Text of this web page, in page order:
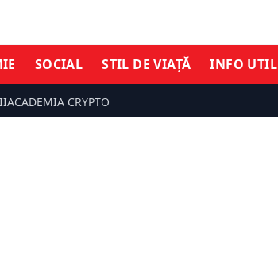
SOCIAL STIL DE VIAȚĂ INFO UTIL
ACADEMIA CRYPTO